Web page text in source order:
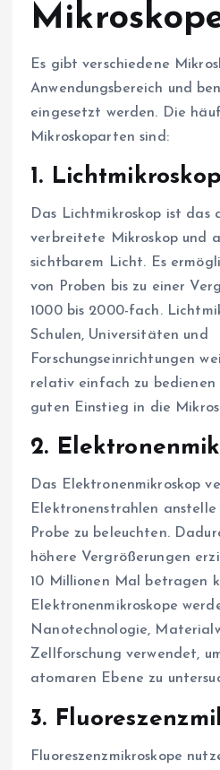
Es gibt verschiedene
Anwendungsbereich und
eingesetzt werden. Die
Mikroskoparten sind:
1. Lichtmikroskop
Das Lichtmikroskop ist das
verbreitete Mikroskop und
sichtbarem Licht. Es
von Proben bis zu einer
1000 bis 2000-fach.
Schulen, Universitäten und
Forschungseinrichtungen
relativ einfach zu bedienen
guten Einstieg in die
2.
Das Elektronenmikroskop
Elektronenstrahlen
Probe zu beleuchten.
höhere Vergrößerungen
10 Millionen Mal betragen
Elektronenmikroskope
Nanotechnologie,
Zellforschung verwendet,
atomaren Ebene zu
3.
Fluoreszenzmikroskope